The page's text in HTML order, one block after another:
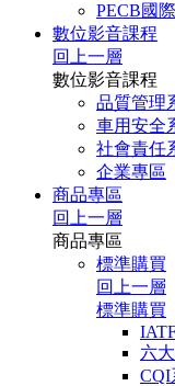
PECB國
數位影音課程
回上一層
數位影音課程
品質管理
車用安全
社會責任
企業專區
商品專區
回上一層
商品專區
標準購買
回上一層
標準購買
六
CQI